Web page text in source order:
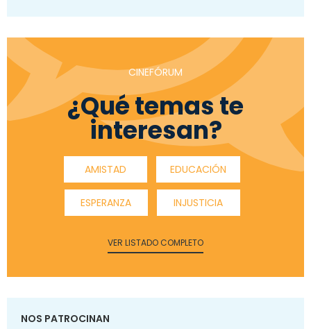
CINEFÓRUM
¿Qué temas te
interesan?
AMISTAD EDUCACIÓN
ESPERANZA INJUSTICIA
VER LISTADO COMPLETO
NOS PATROCINAN